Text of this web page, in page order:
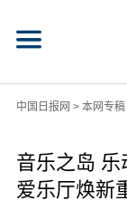
中国日报网 > 本网专稿
音乐之岛
爱乐厅焕新